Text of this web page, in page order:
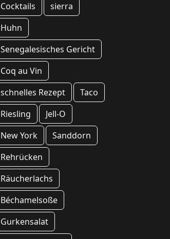
Cocktails
sierra
Huhn
Senegalesisches Gericht
Coq au Vin
schnelles Rezept
Taco
Riesling
Jell-O
New York
Sanddorn
Rehrücken
Räucherlachs
Béchamelsoße
Gurkensalat